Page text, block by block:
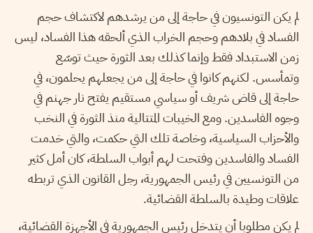
لم يكن التونسيون في حاجة إلى من يرشدهم لاكتشاف حجم
الفساد في بلادهم وحجم الخراب الذي ألحقه هذا الفساد، ليس
زمن الاستبداد فقط وإنما كذلك بعد الثورة حيث توسّع
وتمأسس. لكنهم كانوا في حاجة إلى من يجعلهم يحلمون، في
حاجة إلى قاض شريف أو سياسي مستقيم يفتح نار جهنم في
وجوه الفاسدين. ومع الخيبات المتتالية منذ الثورة في النخب
والأحزاب السياسية، وخاصة تلك التي حكمت، والتي خدمت
الفساد والفاسدين وفتحت لهم أبواب السلطة، كان أمل كثير
من التونسيين في رئيس الجمهورية، رجل القانون الذي تربطه
علاقات وطيدة بالسلطة القضائية.
لم يكن مطلوبا أن يتدخل رئيس الجمهورية في الأجهزة القضائية،